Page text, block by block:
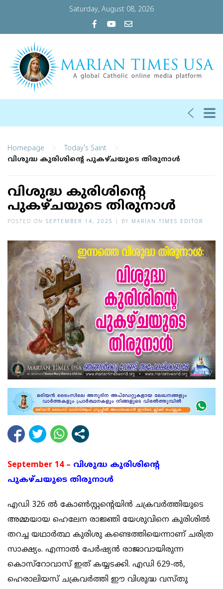
Saturday, August 08, 2026
Homepage > Today's Saint >
വിശുദ്ധ കുരിശിന്റെ പുകഴ്ചയുടെ തിരുനാള്‍
വിശുദ്ധ കുരിശിന്റെ
പുകഴ്ചയുടെ തിരുനാള്‍
POSTED ON SEPTEMBER 14, 2025 BY MARIAN TIMES EDITOR
September 14 – വിശുദ്ധ കുരിശിന്റെ
പുകഴ്ചയുടെ തിരുനാള്‍
എ‌ഡി 326 ല്‍ കോണ്‍സ്റ്റന്‍റെയിന്‍ ചക്രവര്‍ത്തിയുടെ
അമ്മയായ ഹെലേന രാജ്ഞി യേശുവിനെ കുരിശില്‍
തറച്ച യഥാര്‍ത്ഥ കുരിശു കണ്ടെത്തിയെന്നാണ് ചരിത്ര
സാക്ഷ്യം. എന്നാല്‍ പേർഷ്യൻ രാജാവായിരുന്ന
കൊസ്റോവാസ് ഇത് കയ്യടക്കി. എ‌ഡി 629-ൽ,
ഹെരാലിയസ് ചക്രവർത്തി ഈ വിശുദ്ധ വസ്തു